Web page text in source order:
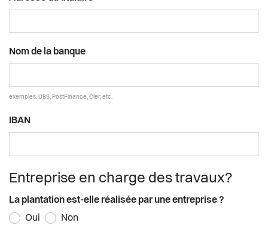
Nom de la banque
exemples: UBS, PostFinance, Cler, etc.
IBAN
Entreprise en charge des travaux?
La plantation est-elle réalisée par une entreprise ?
Oui
Non